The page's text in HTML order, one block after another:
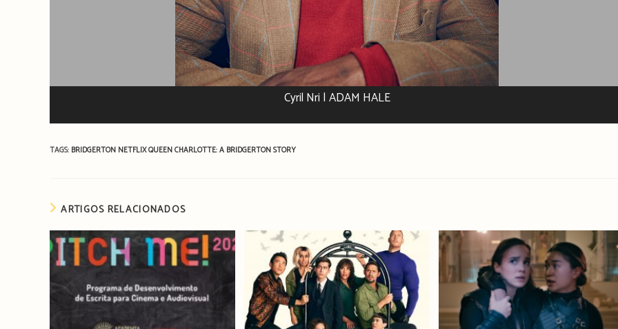
Cyril Nri | ADAM HALE
TAGS: BRIDGERTON NETFLIXQUEEN CHARLOTTE: A BRIDGERTON STORY
ARTIGOS RELACIONADOS